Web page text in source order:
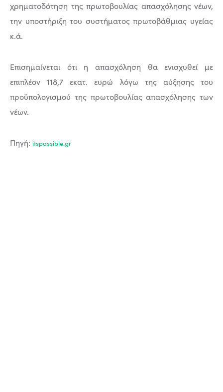
χρηματοδότηση της πρωτοβουλίας απασχόλησης νέων,
την υποστήριξη του συστήματος πρωτοβάθμιας υγείας
κ.ά.
Επισημαίνεται ότι η απασχόληση θα ενισχυθεί με
επιπλέον 118,7 εκατ. ευρώ λόγω της αύξησης του
προϋπολογισμού της πρωτοβουλίας απασχόλησης των
νέων.
Πηγή: itspossible.gr